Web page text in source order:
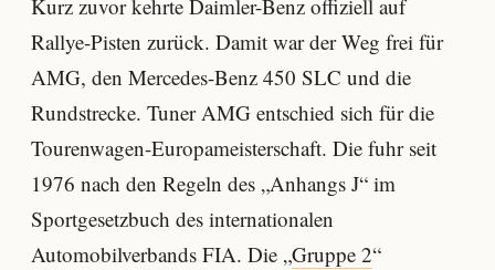
Kurz zuvor kehrte Daimler-Benz offiziell auf
Rallye-Pisten zurück. Damit war der Weg frei für
AMG, den Mercedes-Benz 450 SLC und die
Rundstrecke. Tuner AMG entschied sich für die
Tourenwagen-Europameisterschaft. Die fuhr seit
1976 nach den Regeln des „Anhangs J“ im
Sportgesetzbuch des internationalen
Automobilverbands FIA. Die „Gruppe 2“